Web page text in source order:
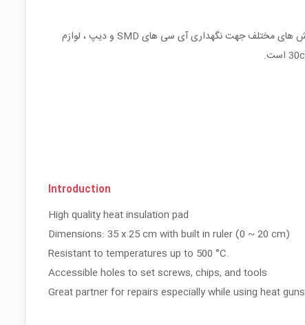
این صفحه مناسب برای کار مونتاژ و یا تعمیر موبایل و یا مونتاژ بردهای الکتریکی می باشد. جنس این صفحه از سیلیکون است و نسوز می باشد. دارای بخش های مختلف جهت نگهداری آی سی های SMD و دیپ ، لوازم
Introduction
High quality heat insulation pad
Dimensions: 35 x 25 cm with built in ruler (0 ~ 20 cm)
Resistant to temperatures up to 500 °C.
Accessible holes to set screws, chips, and tools
Great partner for repairs especially while using heat guns